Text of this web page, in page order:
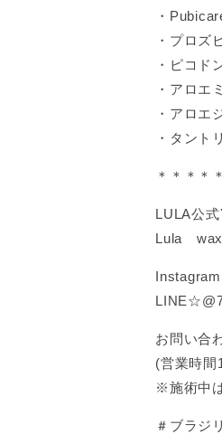
・
・プロ
・ピコ
・アロ
・アロ
・タン
＊＊＊＊
LULA公
Lula wax
お問い合
(営業時間
※施術中
＃ブラジ